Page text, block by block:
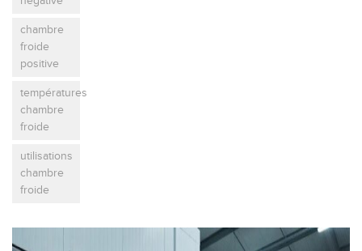
chambre
froide
positive
températures
chambre
froide
utilisations
chambre
froide